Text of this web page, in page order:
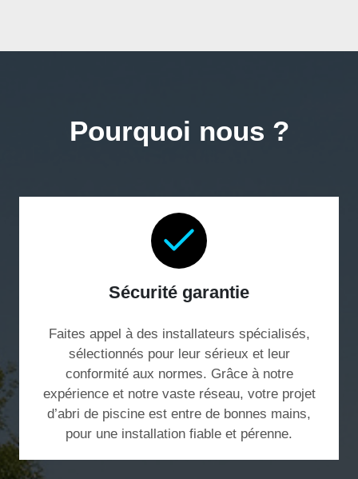
Pourquoi nous ?
Sécurité garantie
Faites appel à des installateurs spécialisés,
sélectionnés pour leur sérieux et leur
conformité aux normes. Grâce à notre
expérience et notre vaste réseau, votre projet
d’abri de piscine est entre de bonnes mains,
pour une installation fiable et pérenne.